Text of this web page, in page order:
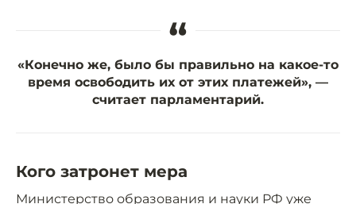
“
«Конечно же, было бы правильно на какое-то
время освободить их от этих платежей», —
считает парламентарий.
Кого затронет мера
Министерство образования и науки РФ уже